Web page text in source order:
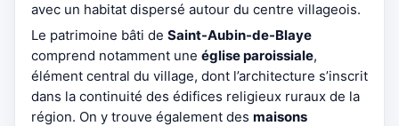
avec un habitat dispersé autour du centre villageois.
Le patrimoine bâti de Saint-Aubin-de-Blaye
comprend notamment une église paroissiale,
élément central du village, dont l’architecture s’inscrit
dans la continuité des édifices religieux ruraux de la
région. On y trouve également des maisons